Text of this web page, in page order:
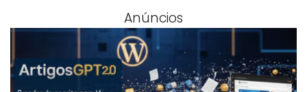
Anúncios